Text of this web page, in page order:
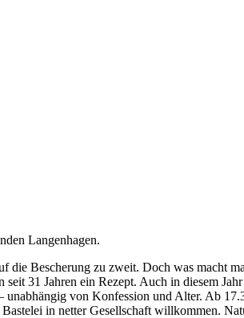
Langenhagen.
Bescherung zu zweit. Doch was macht
31 Jahren ein Rezept. Auch in diesem
von Konfession und Alter. Ab
in netter Gesellschaft willkommen.